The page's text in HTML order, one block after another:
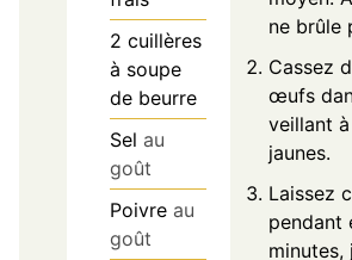
2 cuillères
à soupe
de beurre
Sel au
goût
Poivre au
goût
ne brûle
Cassez
œufs
veillant
jaunes.
Laissez
pendant
minutes,